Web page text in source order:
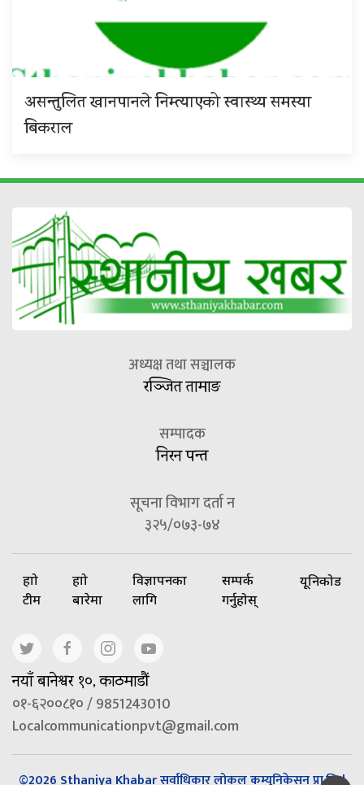
असन्तुलित खानपानले निम्त्याएको स्वास्थ्य समस्या
बिकराल
अध्यक्ष तथा सञ्चालक
रञ्जित तामाङ
सम्पादक
निरन पन्त
सूचना विभाग दर्ता न
३२५/०७३-७४
हाम्रो
टीम
हाम्रो
बारेमा
विज्ञापनका
लागि
सम्पर्क
गर्नुहोस्
यूनिकोड
नयाँ बानेश्वर १०, काठमाडौं
०१-६२००८१० / 9851243010
Localcommunicationpvt@gmail.com